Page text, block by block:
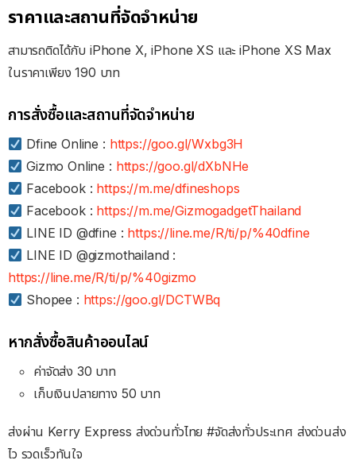
ราคาและสถานที่จัดจำหน่าย
สามารถติดได้กับ iPhone X, iPhone XS และ iPhone XS Max
ในราคาเพียง 190 บาท
การสั่งซื้อและสถานที่จัดจำหน่าย
Dfine Online : https://goo.gl/Wxbg3H
Gizmo Online : https://goo.gl/dXbNHe
Facebook : https://m.me/dfineshops
Facebook : https://m.me/GizmogadgetThailand
LINE ID @dfine : https://line.me/R/ti/p/%40dfine
LINE ID @gizmothailand :
https://line.me/R/ti/p/%40gizmo
Shopee : https://goo.gl/DCTWBq
หากสั่งซื้อสินค้าออนไลน์
ค่าจัดส่ง 30 บาท
เก็บเงินปลายทาง 50 บาท
ส่งผ่าน Kerry Express ส่งด่วนทั่วไทย #จัดส่งทั่วประเทศ ส่งด่วนส่ง
ไว รวดเร็วทันใจ